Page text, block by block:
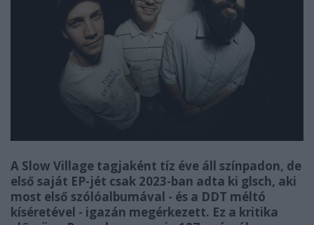
A Slow Village tagjaként tíz éve áll színpadon, de
első saját EP-jét csak 2023-ban adta ki glsch, aki
most első szólóalbumával - és a DDT méltó
kíséretével - igazán megérkezett. Ez a kritika